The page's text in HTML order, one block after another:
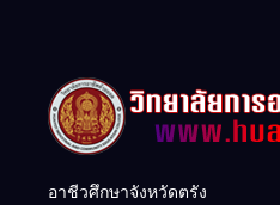
อาชีวศึกษาจังหวัดตรัง